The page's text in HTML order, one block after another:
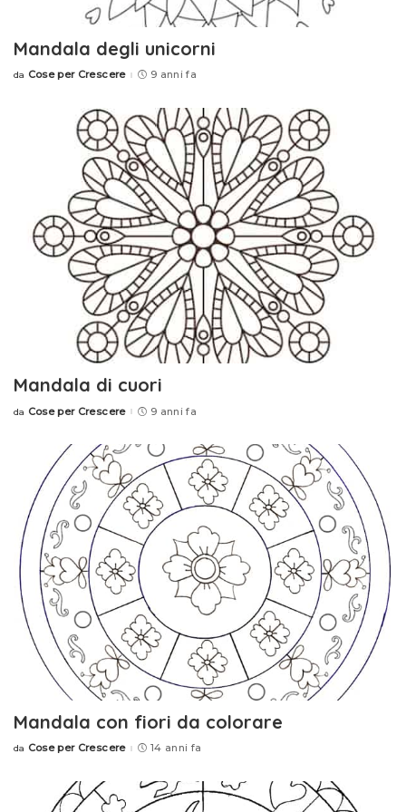
Mandala degli unicorni
Posted
da Cose per Crescere 9 anni fa
Mandala di cuori
Posted
da Cose per Crescere 9 anni fa
Mandala con fiori da colorare
Posted
da Cose per Crescere 14 anni fa